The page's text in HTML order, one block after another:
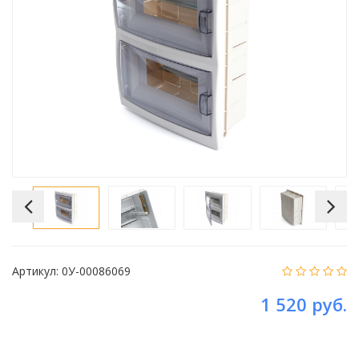
Артикул: 0У-00086069
1 520 руб.